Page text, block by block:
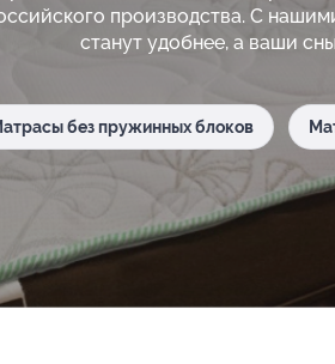
производства. С
станут удобнее, а ваши
без пружинных блоков